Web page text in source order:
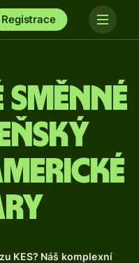
Registrace
KES? Náš komplexní